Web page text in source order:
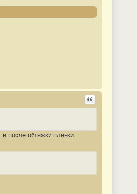
Ответить с
после обтяжки пленки